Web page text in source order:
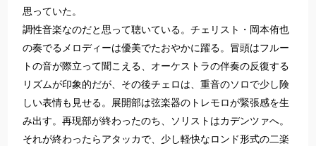
思っていた。
調性音楽なのだと思って聴いている。チェリスト・岡本侑也
の奏でるメロディーは優美でたおやかに躍る。冒頭はフルー
トの音が際立って聞こえる、オーケストラの伴奏の反復する
リズムが印象的だが、その後チェロは、重音のソロで少し険
しい表情も見せる。展開部は弦楽器のトレモロが緊張感を生
み出す。再現部が終わったのち、ソリストはカデンツァへ。
それが終わったらアタッカで、少し軽快なロンド形式の二楽